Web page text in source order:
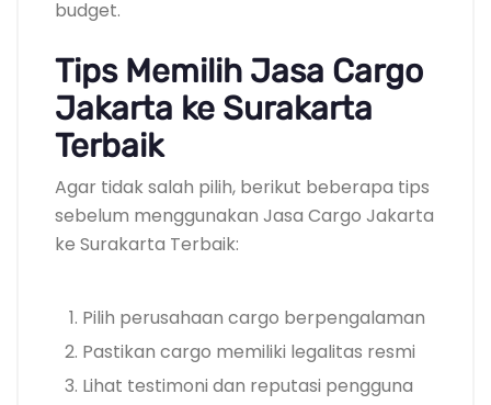
budget.
Tips Memilih Jasa Cargo
Jakarta ke Surakarta
Terbaik
Agar tidak salah pilih, berikut beberapa tips
sebelum menggunakan Jasa Cargo Jakarta
ke Surakarta Terbaik:
Pilih perusahaan cargo berpengalaman
Pastikan cargo memiliki legalitas resmi
Lihat testimoni dan reputasi pengguna